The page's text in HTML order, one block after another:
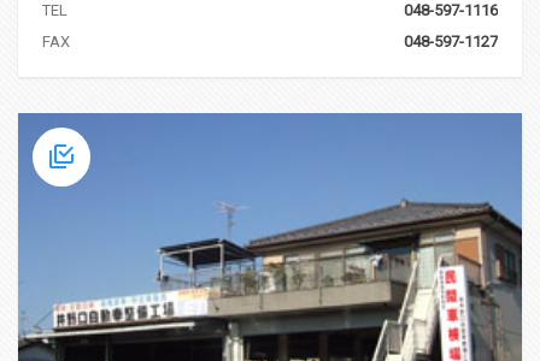
TEL
048-597-1116
FAX
048-597-1127